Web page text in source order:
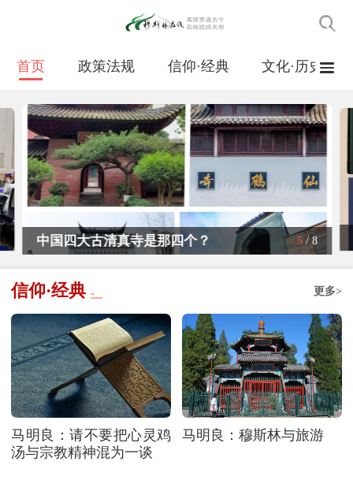
首页 政策法规 信仰·经典 文化·历史
‌中国四大古清真寺是那四个？ 5/8
更多>
信仰·经典
马明良：请不要把心灵鸡
汤与宗教精神混为一谈
马明良：穆斯林与旅游